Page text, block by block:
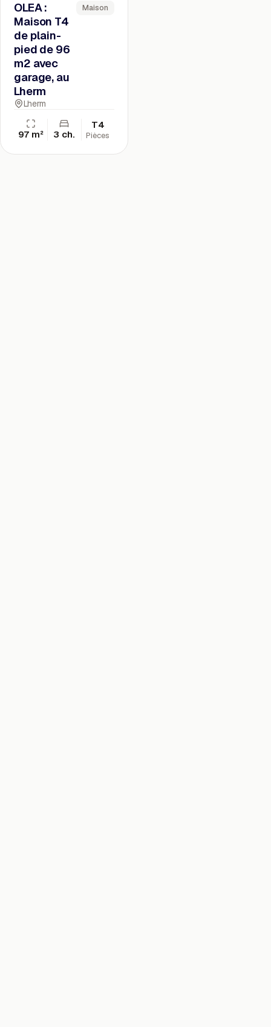
OLEA :
Maison T4
de plain-
pied de 96
m2 avec
garage, au
Lherm
Maison
Lherm
97 m² 3 ch.
T4
Pièces